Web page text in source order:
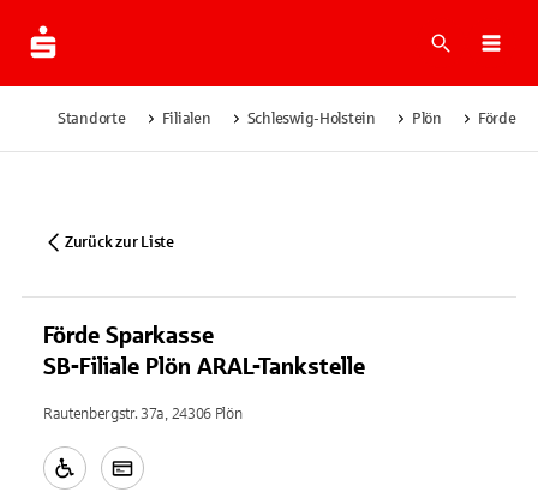
Suche
Standorte Filialen Schleswig-Holstein Plön Förde
Zurück zur Liste
Förde Sparkasse
SB-Filiale Plön ARAL-Tankstelle
Rautenbergstr. 37a, 24306 Plön